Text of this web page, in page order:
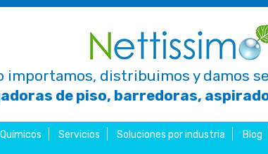
importamos, distribuimos y damos
de piso, barredoras,
Químicos Servicios Soluciones por industria Blog